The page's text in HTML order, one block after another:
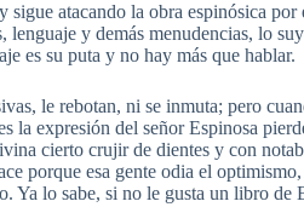
sigue atacando la obra espinósica
lenguaje y demás menudencias, lo
es su puta y no hay más que hablar.
le rebotan, ni se inmuta; pero
la expresión del señor Espinosa
cierto crujir de dientes y con
porque esa gente odia el
Ya lo sabe, si no le gusta un libro de